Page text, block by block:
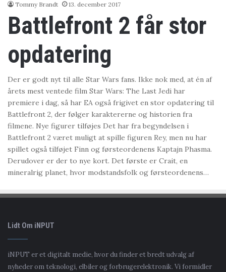
Tommy Brandt 13. december 2017
Battlefront 2 får stor
opdatering
Der er godt nyt til alle Star Wars fans. Ikke nok med, at én af
årets mest ventede film Star Wars: The Last Jedi har
premiere i dag, så har EA også frigivet en stor opdatering til
Battlefront 2, der følger karaktererne og historien fra
filmene. Nye figurer tilføjes Det har fra begyndelsen i
Battlefront 2 været muligt at spille figuren Rey, men nu har
spillet også tilføjet Finn og førsteordenens Kaptajn Phasma.
Derudover er der to nye kort. Det første er Crait, en
mineralrig planet, hvor modstandsfolk og førsteordenens…
Lidt Om iNPUT
iNPUT er et digitalt medie, hvor du finder et bredt udvalg af
nyheder om teknologi, elbiler og forbrugerelektronik. Vi formidler